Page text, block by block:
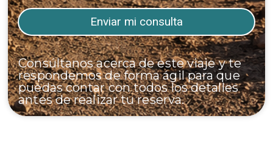
Consúltanos acerca de este viaje y te
respondemos de forma ágil para que
puedas contar con todos los detalles
antes de realizar tu reserva.